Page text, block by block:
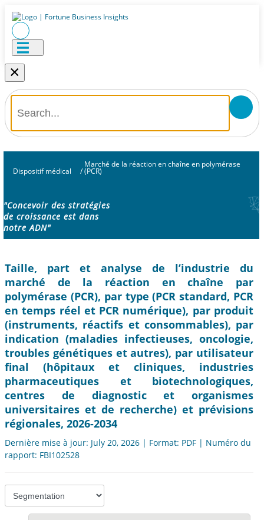
×
Dispositif médical /
Marché de la réaction en chaîne en polymérase
(PCR)
"Concevoir des stratégies
de croissance est dans
notre ADN"
Taille, part et analyse de l’industrie du
marché de la réaction en chaîne par
polymérase (PCR), par type (PCR standard, PCR
en temps réel et PCR numérique), par produit
(instruments, réactifs et consommables), par
indication (maladies infectieuses, oncologie,
troubles génétiques et autres), par utilisateur
final (hôpitaux et cliniques, industries
pharmaceutiques et biotechnologiques,
centres de diagnostic et organismes
universitaires et de recherche) et prévisions
régionales, 2026-2034
Dernière mise à jour: July 20, 2026 | Format: PDF | Numéro du
rapport: FBI102528